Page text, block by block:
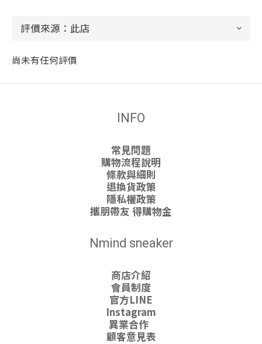
尚未有任何評價
INFO
常見問題
購物流程說明
條款與細則
退換貨政策
隱私權政策
攜朋帶友 得購物金
Nmind sneaker
商店介紹
會員制度
官方LINE
Instagram
異業合作
顧客意見表